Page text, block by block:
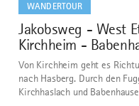
WANDERTOUR
7
Jakobsweg - West
Kirchheim -
Von Kirchheim geht es
nach Hasberg. Durch den
Kirchhaslach und